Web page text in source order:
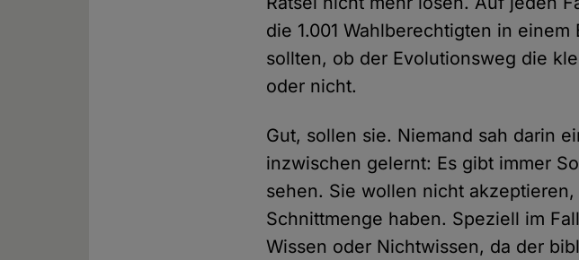
die 1.001 Wahlberechtigten in
sollten, ob der Evolutionsweg die
oder nicht.
Gut, sollen sie. Niemand sah darin
inzwischen gelernt: Es gibt immer
sehen. Sie wollen nicht
Schnittmenge haben. Speziell im
Wissen oder Nichtwissen, da der